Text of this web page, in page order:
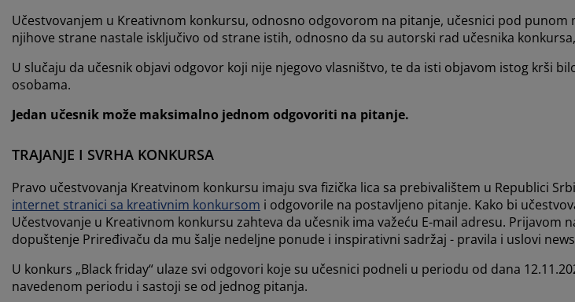
Učestvovanjem u Kreativnom konkursu, odnosno odgovorom na pitanje, učesnici pod
njihove strane nastale isključivo od strane istih, odnosno da su autorski rad učesnika
U slučaju da učesnik objavi odgovor koji nije njegovo vlasništvo, te da isti objavom istog krši
osobama.
Jedan učesnik može maksimalno jednom odgovoriti na pitanje.
TRAJANJE I SVRHA KONKURSA
Pravo učestvovanja Kreatvinom konkursu imaju sva fizička lica sa prebivalištem u Republici
internet stranici sa kreativnim konkursom i odgovorile na postavljeno pitanje. Kako bi
Učestvovanje u Kreativnom konkursu zahteva da učesnik ima važeću E-mail adresu. Prijavom
dopuštenje Priređivaču da mu šalje nedeljne ponude i inspirativni sadržaj - pravila i uslovi
U konkurs „Black friday“ ulaze svi odgovori koje su učesnici podneli u periodu od dana
navedenom periodu i sastoji se od jednog pitanja.